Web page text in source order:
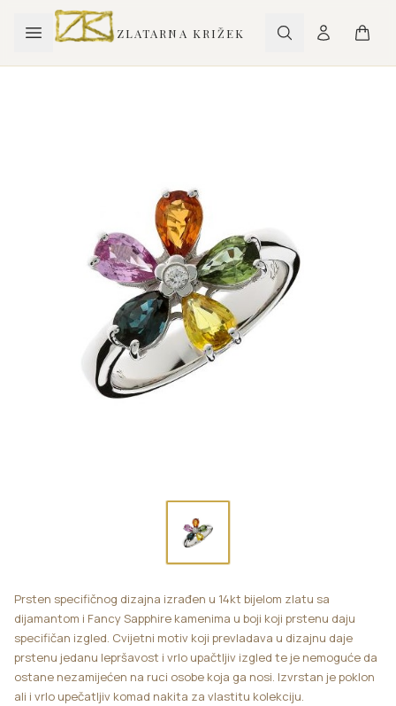
ZLATARNA KRIŽEK
Prsten specifičnog dizajna izrađen u 14kt bijelom zlatu sa
dijamantom i Fancy Sapphire kamenima u boji koji prstenu daju
specifičan izgled. Cvijetni motiv koji prevladava u dizajnu daje
prstenu jedanu lepršavost i vrlo upačtljiv izgled te je nemoguće da
ostane nezamijećen na ruci osobe koja ga nosi. Izvrstan je poklon
ali i vrlo upečatljiv komad nakita za vlastitu kolekciju.